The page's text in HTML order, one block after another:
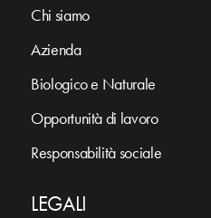
Chi siamo
Azienda
Biologico e Naturale
Opportunità di lavoro
Responsabilità sociale
LEGALI